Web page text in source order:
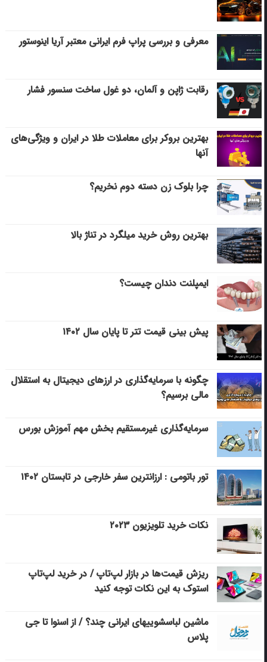
معرفی و بررسی پراپ فرم ایرانی معتبر آریا اینوستور
رقابت ژاپن و آلمان، دو غول ساخت سنسور فشار
بهترین بروکر برای معاملات طلا در ایران و ویژگی‌های
آنها
چرا بلوک زن دسته دوم نخریم؟
بهترین روش خرید میلگرد در تناژ بالا
ایمپلنت دندان چیست؟
پیش بینی قیمت تتر تا پایان سال ۱۴۰۲
چگونه با سرمایه‌گذاری در ارزهای دیجیتال به استقلال
مالی برسیم؟
سرمایه‌گذاری غیرمستقیم بخش مهم آموزش بورس
تور باتومی : ارزانترین سفر خارجی در تابستان ۱۴۰۲
نکات خرید تلویزیون ۲۰۲۳
ریزش قیمت‌ها در بازار لپ‌تاپ / در خرید لپ‌تاپ
استوک به این نکات توجه کنید
ماشین لباسشویی‎های ایرانی چند؟ / از اسنوا تا جی
پلاس